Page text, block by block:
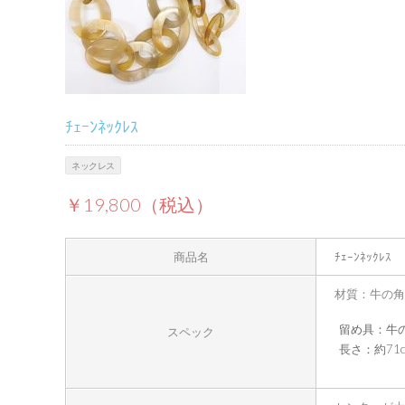
ﾁｪｰﾝﾈｯｸﾚｽ
ネックレス
￥19,800（税込）
商品名 ﾁｪｰﾝﾈｯｸﾚｽ
スペック
材質：牛の角
留め具：牛
長さ：約